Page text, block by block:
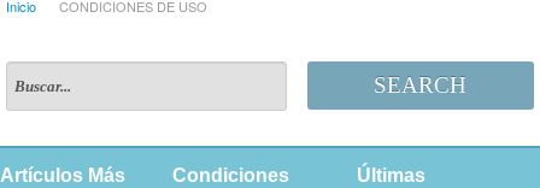
Inicio CONDICIONES DE USO
SEARCH
Artículos Más
Condiciones
Últimas